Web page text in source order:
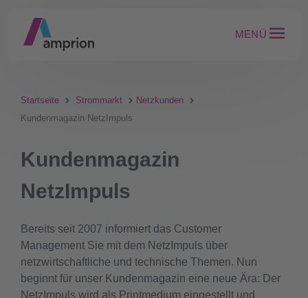
MENÜ
Startseite Strommarkt
Netzkunden
Kundenmagazin NetzImpuls
Kundenmagazin
NetzImpuls
Bereits seit 2007 informiert das Customer
Management Sie mit dem NetzImpuls über
netzwirtschaftliche und technische Themen. Nun
beginnt für unser Kundenmagazin eine neue Ära: Der
NetzImpuls wird als Printmedium eingestellt und